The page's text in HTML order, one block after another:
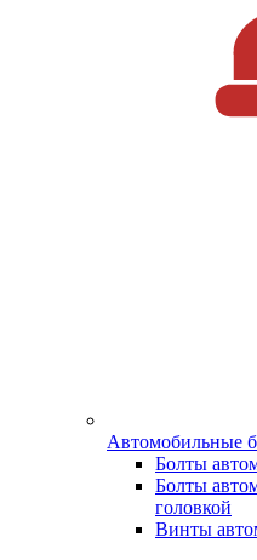
Автомобильные
Болты
Болты
головкой
Винты